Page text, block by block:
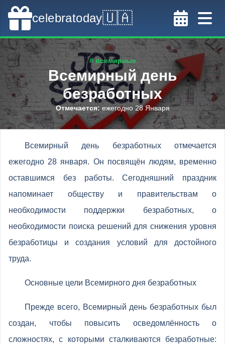
celebratoday🇺🇦
# всемирные
Всемирный день
безработных
Отмечается: ежегодно 28 Января
Всемирный день безработных отмечается
ежегодно 28 января. Он посвящён людям, временно
оставшимся без работы. Сегодняшний праздник
напоминает обществу и правительствам о
необходимости поддержки безработных, о
необходимости поиска решений для снижения уровня
безработицы и создания условий для достойного
труда.
Основные цели Всемирного дня безработных
Прежде всего, Всемирный день безработных был
создан, чтобы повысить осведомлённость о
сложностях, с которыми сталкиваются безработные: